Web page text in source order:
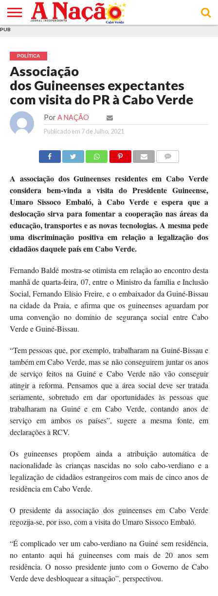
E DE
COOKIES
DE
UTILIZAÇÃO
PUB
POLÍTICA
Associação
dos Guineenses expectantes
com visita do PR à Cabo Verde
Por A NAÇÃO
Publicado em 7 de Julho, 2021
A associação dos Guineenses residentes em Cabo Verde
considera bem-vinda a visita do Presidente Guineense,
Umaro Sissoco Embaló, à Cabo Verde e espera que a
deslocação sirva para fomentar a cooperação nas áreas da
educação, transportes e as novas tecnologias. A mesma pede
uma discriminação positiva em relação a legalização dos
cidadãos daquele país em Cabo Verde.
Fernando Baldé mostra-se otimista em relação ao encontro desta
manhã de quarta-feira, 07, entre o Ministro da família e Inclusão
Social, Fernando Elísio Freire, e o embaixador da Guiné-Bissau
na cidade da Praia, e afirma que os guineenses aguardam por
uma convenção no domínio de segurança social entre Cabo
Verde e Guiné-Bissau.
“Tem pessoas que, por exemplo, trabalharam na Guiné-Bissau e
também em Cabo Verde, mas se não conseguirem juntar os anos
de serviço feitos na Guiné e Cabo Verde não vão conseguir
atingir a reforma. Pensamos que a área social deve ser tratada
seriamente, sobretudo em dar oportunidades às pessoas que
trabalharam na Guiné e em Cabo Verde, contando anos de
serviço em ambos os países”, sugere a mesma fonte, em
declarações à RCV.
Os guineenses propõem ainda a atribuição automática de
nacionalidade às crianças nascidas no solo cabo-verdiano e a
legalização de cidadãos estrangeiros com mais de cinco anos de
residência em Cabo Verde.
O presidente da associação dos guineenses em Cabo Verde
regozija-se, por isso, com a visita do Umaro Sissoco Embaló.
“É complicado ver um cabo-verdiano na Guiné sem residência,
no entanto aqui há guineenses com mais de 20 anos sem
residência. O nosso presidente junto com o Governo de Cabo
Verde deve desbloquear a situação”, perspectivou.